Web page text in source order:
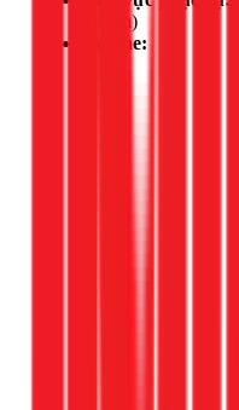
(50km)
Hotline: